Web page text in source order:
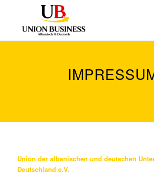
Union der albanischen und deutschen
Deutschland e.V.